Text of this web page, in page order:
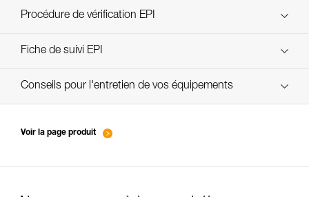
Technical Notice
Procédure de vérification EPI
verif EPI-CONNECTEURS-procedure-FR
Fiche de suivi EPI
verif EPI-suivi-connecteur-FR
Conseils pour l'entretien de vos équipements
Voir la page produit